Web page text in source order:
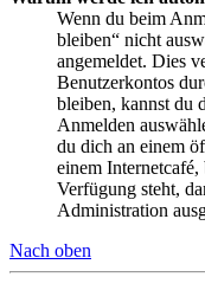
Wenn du beim
bleiben“ nicht
angemeldet. Dies
Benutzerkontos
bleiben, kannst du
Anmelden
du dich an einem
einem
Verfügung steht,
Administration
Nach oben